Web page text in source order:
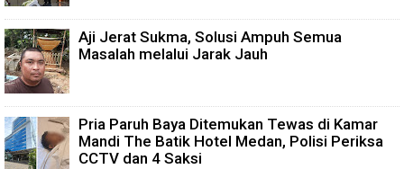
Aji Jerat Sukma, Solusi Ampuh Semua
Masalah melalui Jarak Jauh
Pria Paruh Baya Ditemukan Tewas di Kamar
Mandi The Batik Hotel Medan, Polisi Periksa
CCTV dan 4 Saksi